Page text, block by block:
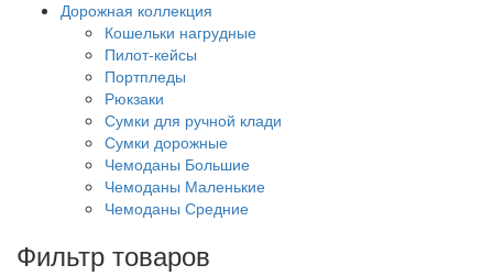
Дорожная коллекция
Кошельки нагрудные
Пилот-кейсы
Портпледы
Рюкзаки
Сумки для ручной клади
Сумки дорожные
Чемоданы Большие
Чемоданы Маленькие
Чемоданы Средние
Фильтр товаров